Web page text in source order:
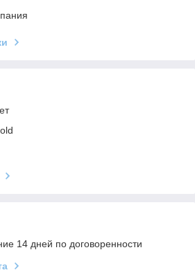
14 дней по договоренности